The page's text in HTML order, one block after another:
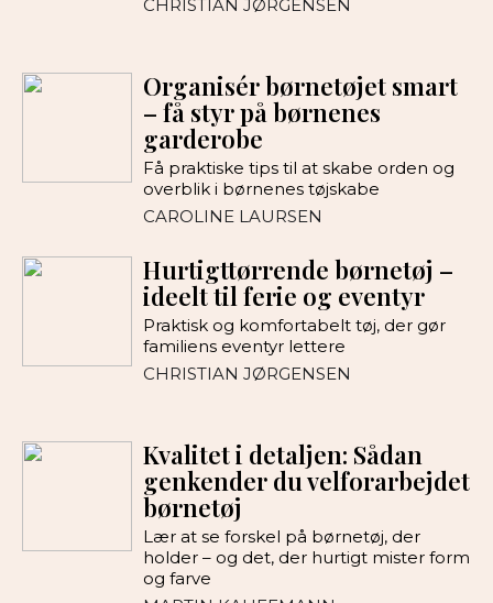
CHRISTIAN JØRGENSEN
Organisér børnetøjet smart
– få styr på børnenes
garderobe
Få praktiske tips til at skabe orden og
overblik i børnenes tøjskabe
CAROLINE LAURSEN
Hurtigttørrende børnetøj –
ideelt til ferie og eventyr
Praktisk og komfortabelt tøj, der gør
familiens eventyr lettere
CHRISTIAN JØRGENSEN
Kvalitet i detaljen: Sådan
genkender du vel­forarbejdet
børnetøj
Lær at se forskel på børnetøj, der
holder – og det, der hurtigt mister form
og farve